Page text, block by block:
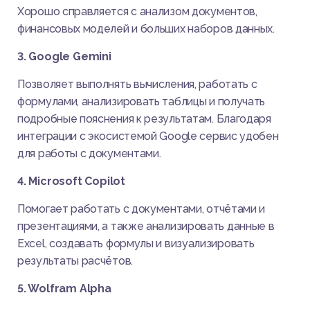
Хорошо справляется с анализом документов,
финансовых моделей и больших наборов данных.
3. Google Gemini
Позволяет выполнять вычисления, работать с
формулами, анализировать таблицы и получать
подробные пояснения к результатам. Благодаря
интеграции с экосистемой Google сервис удобен
для работы с документами.
4. Microsoft Copilot
Помогает работать с документами, отчётами и
презентациями, а также анализировать данные в
Excel, создавать формулы и визуализировать
результаты расчётов.
5. Wolfram Alpha